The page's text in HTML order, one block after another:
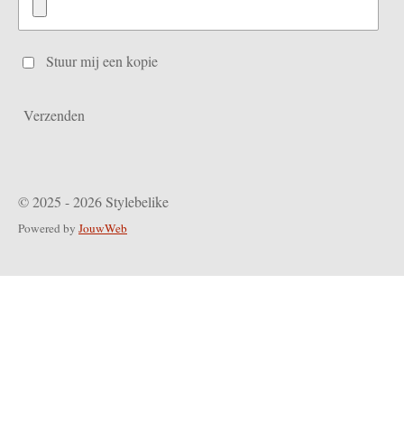
Stuur mij een kopie
Verzenden
© 2025 - 2026 Stylebelike
Powered by JouwWeb